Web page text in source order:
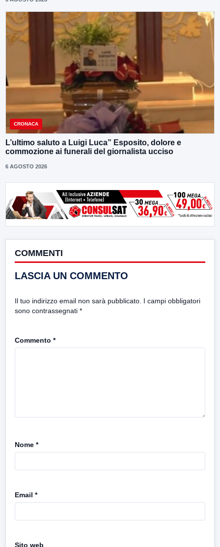
CRONACA
L’ultimo saluto a Luigi Luca” Esposito, dolore e
commozione ai funerali del giornalista ucciso
6 AGOSTO 2026
COMMENTI
LASCIA UN COMMENTO
Il tuo indirizzo email non sarà pubblicato. I campi obbligatori
sono contrassegnati *
Commento *
Nome *
Email *
Sito web